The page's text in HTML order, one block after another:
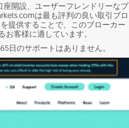
開設、ユーザーフレンドリーなプ
は最も評判の良い取引ブロ
提供することで、このブローカー
客様に適しています。
日のサポートはありません。